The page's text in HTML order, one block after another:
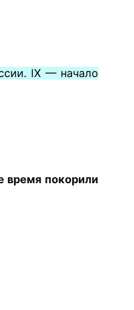
IX — начало
время покорили